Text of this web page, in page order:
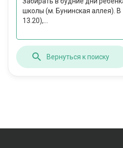
школы (м. Бунинская аллея). В
13.20),...
Вернуться к поиску